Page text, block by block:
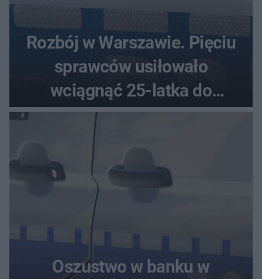
Rozbój w Warszawie. Pięciu
sprawców usiłowało
wciągnąć 25-latka do
samochodu
Oszustwo w banku w